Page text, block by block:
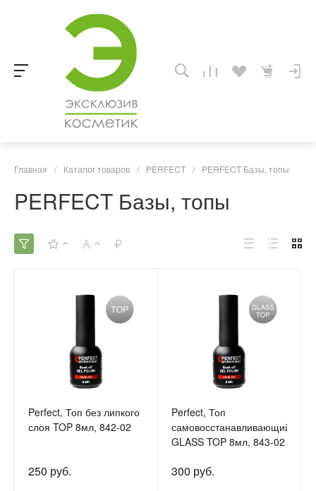
Главная / Каталог товаров / PERFECT / PERFECT Базы, топы
PERFECT Базы, топы
Perfect, Топ без липкого
слоя TOP 8мл, 842-02
250 руб.
Perfect, Топ
самовосстанавливающийся
GLASS TOP 8мл, 843-02
300 руб.